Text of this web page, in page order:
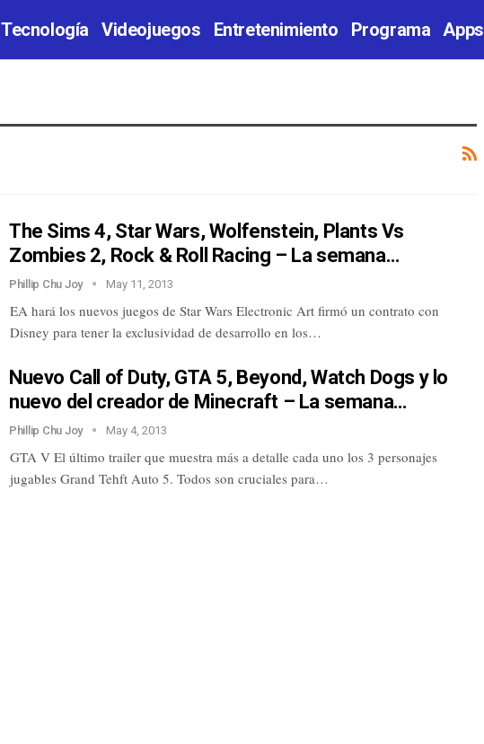
Tecnología Videojuegos Entretenimiento Programa Apps
The Sims 4, Star Wars, Wolfenstein, Plants Vs
Zombies 2, Rock & Roll Racing – La semana…
Phillip Chu Joy May 11, 2013
EA hará los nuevos juegos de Star Wars Electronic Art firmó un contrato con
Disney para tener la exclusividad de desarrollo en los…
Nuevo Call of Duty, GTA 5, Beyond, Watch Dogs y lo
nuevo del creador de Minecraft – La semana…
Phillip Chu Joy May 4, 2013
GTA V El último trailer que muestra más a detalle cada uno los 3 personajes
jugables Grand Tehft Auto 5. Todos son cruciales para…